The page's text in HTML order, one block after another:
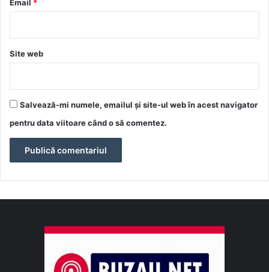
*
Email *
Site web
Salvează-mi numele, emailul și site-ul web în acest navigator
pentru data viitoare când o să comentez.